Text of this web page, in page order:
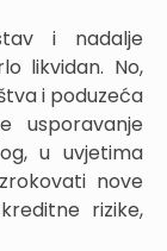
i nadalje
likvidan. No,
i poduzeća
usporavanje
u uvjetima
nove
rizike,